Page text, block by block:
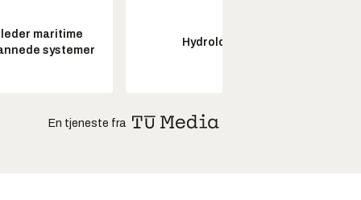
maritime
systemer
Hydrolog
En tjeneste fra